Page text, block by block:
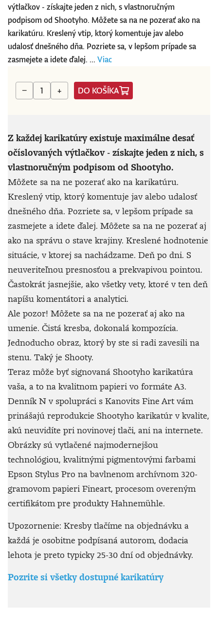
výtlačkov - získajte jeden z nich, s vlastnoručným
podpisom od Shootyho. Môžete sa na ne pozerať ako na
karikatúru. Kreslený vtip, ktorý komentuje jav alebo
udalosť dnešného dňa. Pozriete sa, v lepšom prípade sa
zasmejete a idete ďalej. ... Viac
− + DO KOŠÍKA
Z každej karikatúry existuje maximálne desať
očíslovaných výtlačkov - získajte jeden z nich, s
vlastnoručným podpisom od Shootyho.
Môžete sa na ne pozerať ako na karikatúru.
Kreslený vtip, ktorý komentuje jav alebo udalosť
dnešného dňa. Pozriete sa, v lepšom prípade sa
zasmejete a idete ďalej. Môžete sa na ne pozerať aj
ako na správu o stave krajiny. Kreslené hodnotenie
situácie, v ktorej sa nachádzame. Deň po dni. S
neuveriteľnou presnosťou a prekvapivou pointou.
Častokrát jasnejšie, ako všetky vety, ktoré v ten deň
napíšu komentátori a analytici.
Ale pozor! Môžete sa na ne pozerať aj ako na
umenie. Čistá kresba, dokonalá kompozícia.
Jednoducho obraz, ktorý by ste si radi zavesili na
stenu. Taký je Shooty.
Teraz môže byť signovaná Shootyho karikatúra
vaša, a to na kvalitnom papieri vo formáte A3.
Denník N v spolupráci s Kanovits Fine Art vám
prinášajú reprodukcie Shootyho karikatúr v kvalite,
akú neuvidíte pri novinovej tlači, ani na internete.
Obrázky sú vytlačené najmodernejšou
technológiou, kvalitnými pigmentovými farbami
Epson Stylus Pro na bavlnenom archívnom 320-
gramovom papieri Fineart, procesom overeným
certifikátom pre produkty Hahnemühle.
Upozornenie: Kresby tlačíme na objednávku a
každá je osobitne podpísaná autorom, dodacia
lehota je preto typicky 25-30 dní od objednávky.
Pozrite si všetky dostupné karikatúry